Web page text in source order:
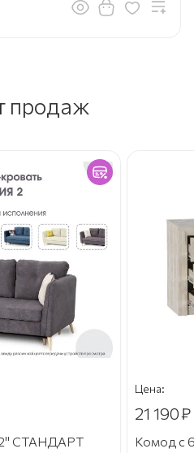
продаж
2" СТАНДАРТ
Цена:
21 190₽
Комод с